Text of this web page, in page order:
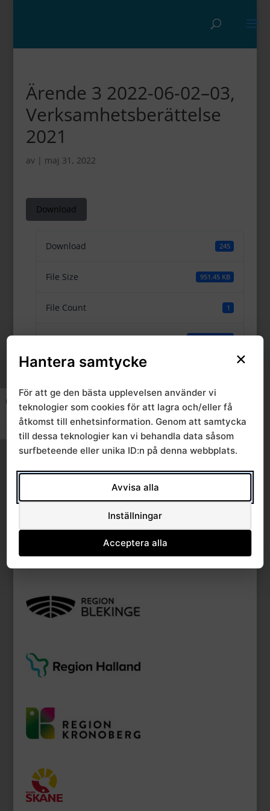
Slå på/av hög kontrast
Slå på/av textstorlek
Ärende 3 2022-06-02–03,
Verksamhetsberättelse
2021
av | maj 31, 2022
Download
Download 245
File Size 951.45 KB
File Count 1
Create Date
Last Updated
Ärende 3 2022-06-
02--03,
Verksamhetsberätte
lse 2021
×
Hantera samtycke
För att ge den bästa upplevelsen använder vi
teknologier som cookies för att lagra och/eller få
åtkomst till enhetsinformation. Genom att samtycka
till dessa teknologier kan vi behandla data såsom
surfbeteende eller unika ID:n på denna webbplats.
Avvisa alla
Inställningar
Acceptera alla